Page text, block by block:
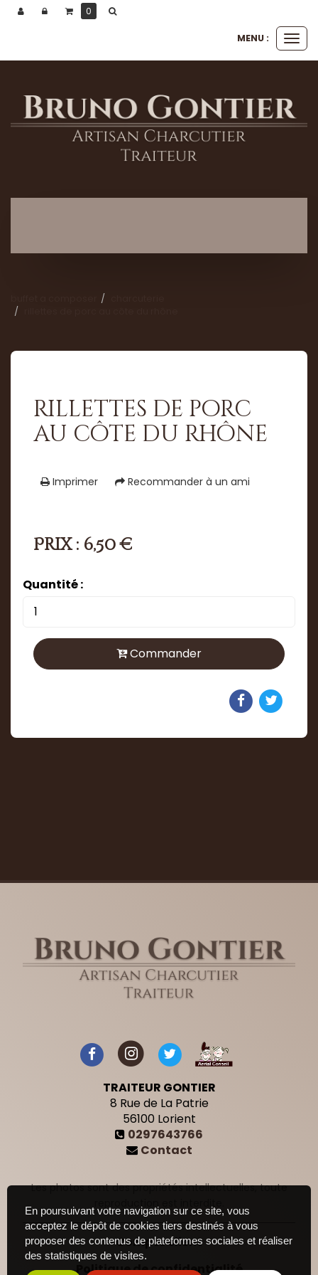
le
MENU :
rillettes de porc
au côte du rhône
Imprimer Recommander à un ami
Prix : 6,50 €
Quantité :
Commander
0
TRAITEUR GONTIER
8 Rue de La Patrie
56100 Lorient
0297643766
Contact
Les photos sont des propriétés intellectuelles, toute
reproduction est interdite.
Compte client
Politique de confidentialité
En poursuivant votre navigation sur ce site, vous
acceptez le dépôt de cookies tiers destinés à vous
proposer des contenus de plateformes sociales et réaliser
des statistiques de visites.